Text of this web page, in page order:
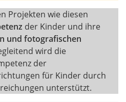
Projekten wie diesen
der Kinder und ihre
und fotografischen
wird die
der
für Kinder durch
unterstützt.